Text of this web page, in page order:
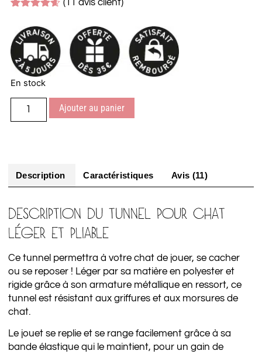
sur 5
basé sur
notations
client
(11 avis client)
En stock
Ajouter au panier
Description Caractéristiques Avis (11)
DESCRIPTION DU TUNNEL POUR CHAT
LÉGER ET PLIABLE
Ce tunnel permettra à votre chat de jouer, se cacher
ou se reposer ! Léger par sa matière en polyester et
rigide grâce à son armature métallique en ressort, ce
tunnel est résistant aux griffures et aux morsures de
chat.
Le jouet se replie et se range facilement grâce à sa
bande élastique qui le maintient, pour un gain de